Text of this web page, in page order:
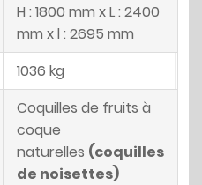
H : 1800 mm x L : 2400
mm x l : 2695 mm
1036 kg
Coquilles de fruits à
coque
naturelles (coquilles
de noisettes)